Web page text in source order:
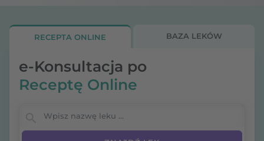
odzyskać komfort życia.
RECEPTA ONLINE BAZA LEKÓW
e-Konsultacja po
Receptę Online
Wpisz nazwę leku